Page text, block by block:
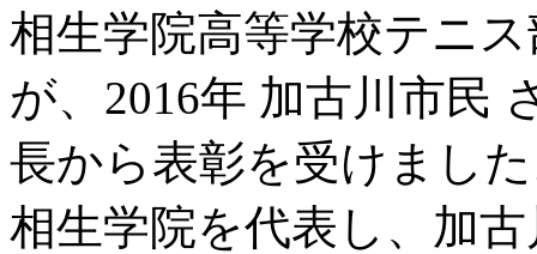
相生学院高等学校テニ
が、2016年 加古川市民
長から表彰を受けまし
相生学院を代表し、加